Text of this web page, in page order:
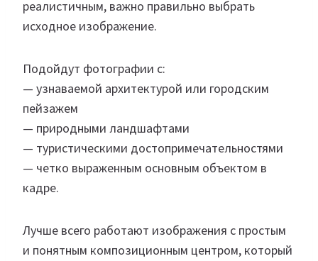
реалистичным, важно правильно выбрать
исходное изображение.
Подойдут фотографии с:
— узнаваемой архитектурой или городским
пейзажем
— природными ландшафтами
— туристическими достопримечательностями
— четко выраженным основным объектом в
кадре.
Лучше всего работают изображения с простым
и понятным композиционным центром, который